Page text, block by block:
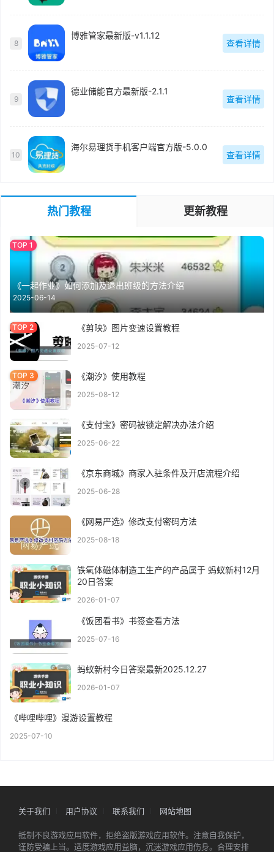
8
博雅管家最新版-v1.1.12
查看详情
9
德业储能官方最新版-2.1.1
查看详情
10
海尔易理货手机客户端官方版-5.0.0
查看详情
热门教程 更新教程
《一起作业》如何添加及退出班级的方法介绍
2025-06-14
《剪映》图片变速设置教程
2025-07-12
《潮汐》使用教程
2025-08-12
《支付宝》密码被锁定解决办法介绍
2025-06-22
《京东商城》商家入驻条件及开店流程介绍
2025-06-28
《网易严选》修改支付密码方法
2025-08-18
铁氧体磁体制造工生产的产品属于 蚂蚁新村12月
20日答案
2026-01-07
《饭团看书》书签查看方法
2025-07-16
蚂蚁新村今日答案最新2025.12.27
2026-01-07
《哔哩哔哩》漫游设置教程
2025-07-10
关于我们 用户协议 联系我们 网站地图
抵制不良游戏应用软件，拒绝盗版游戏应用软件。注意自我保护，
谨防受骗上当。适度游戏应用益脑，沉迷游戏应用伤身。合理安排